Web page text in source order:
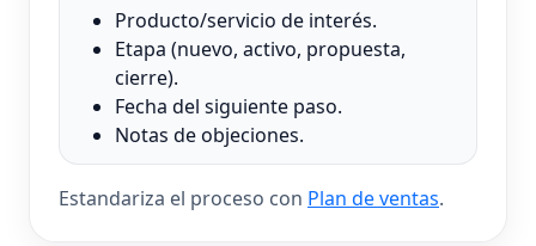
Producto/servicio de interés.
Etapa (nuevo, activo, propuesta,
cierre).
Fecha del siguiente paso.
Notas de objeciones.
Estandariza el proceso con Plan de ventas.